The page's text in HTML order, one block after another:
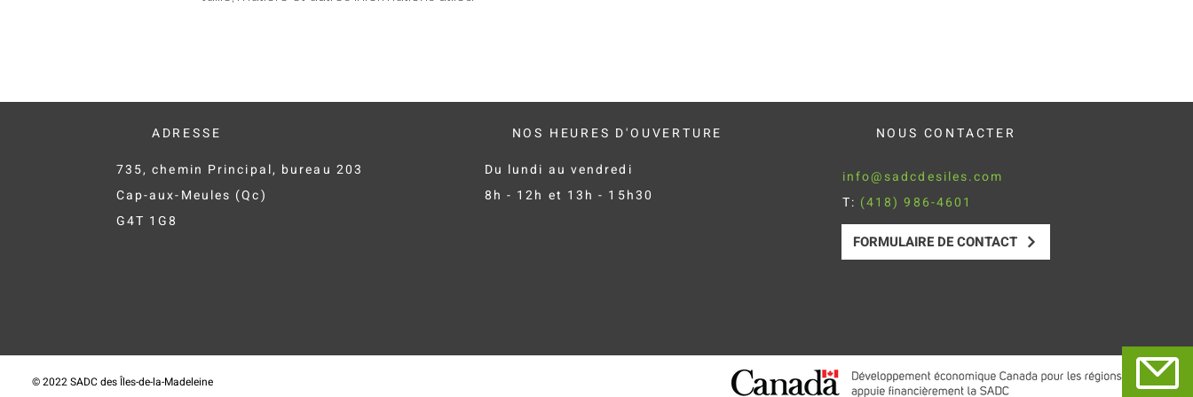
ADRESSE
735, chemin Principal, bureau 203
Cap-aux-Meules (Qc)
G4T 1G8
NOS HEURES D'OUVERTURE
Du lundi au vendredi
8h - 12h et 13h - 15h30
NOUS CONTACTER
info@sadcdesiles.com
T: (418) 986-4601
FORMULAIRE DE CONTACT
© 2022 SADC des Îles-de-la-Madeleine